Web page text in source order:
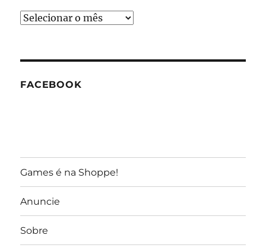
Arquivos
FACEBOOK
Games é na Shoppe!
Anuncie
Sobre